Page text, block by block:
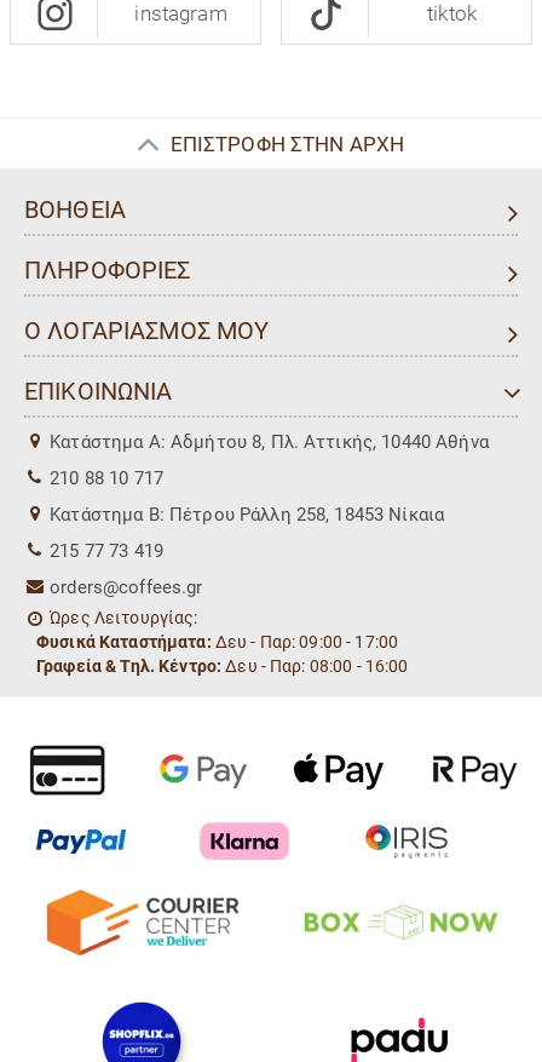
instagram tiktok
ΕΠΙΣΤΡΟΦΗ ΣΤΗΝ ΑΡΧΗ
ΒΟΗΘΕΙΑ
ΠΛΗΡΟΦΟΡΙΕΣ
Ο ΛΟΓΑΡΙΑΣΜΟΣ ΜΟΥ
ΕΠΙΚΟΙΝΩΝΙΑ
Kατάστημα Α: Αδμήτου 8, Πλ. Αττικής, 10440 Αθήνα
210 88 10 717
Kατάστημα Β: Πέτρου Ράλλη 258, 18453 Νίκαια
215 77 73 419
orders@coffees.gr
Ώρες Λειτουργίας:
Φυσικά Καταστήματα: Δευ - Παρ: 09:00 - 17:00
Γραφεία & Τηλ. Κέντρο: Δευ - Παρ: 08:00 - 16:00